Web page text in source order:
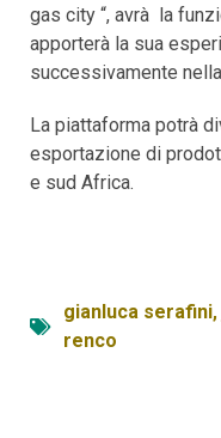
gas city “, avrà la
apporterà la sua
successivamente
La piattaforma potrà
esportazione di
e sud Africa.
gianluca serafini,
renco